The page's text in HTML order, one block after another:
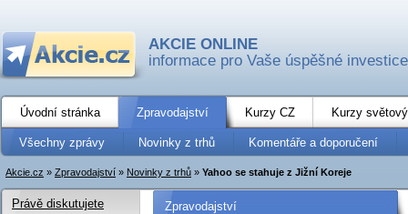
AKCIE ONLINE
informace pro Vaše úspěšné investice
Úvodní stránka Zpravodajství Kurzy CZ Kurzy
Všechny zprávy Novinky z trhů Komentáře a doporučení
Akcie.cz » Zpravodajství » Novinky z trhů » Yahoo se stahuje z Jižní Koreje
Zpravodajství
Právě diskutujete